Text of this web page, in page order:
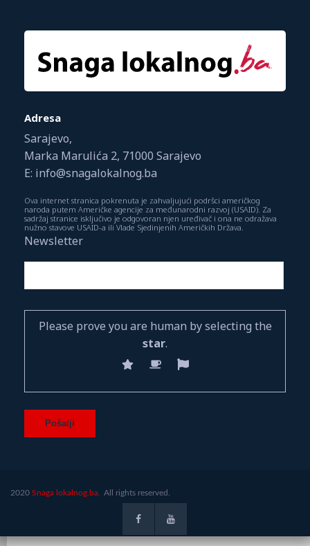
Adresa
Sarajevo,
Marka Marulića 2, 71000 Sarajevo
E: info@snagalokalnog.ba
Ova internet stranica pokrenuta je zahvaljujući podršci američkog
naroda putem Američke agencije za međunarodni razvoj (USAID). Za
sadržaj stranice isključivo je odgovoran njen uređivač i ona ne odražava
nužno stavove USAID-a ili Vlade Sjedinjenih Američkih Država.
Newsletter
Please prove you are human by selecting the
star.
2020 Snaga lokalnog.ba. All rights reserved.